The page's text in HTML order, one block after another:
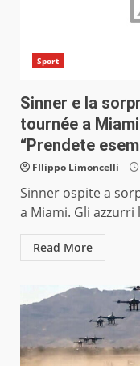
Sport
Sinner e la
tournée a
“Prendete
FIlippo Limoncelli
Sinner ospite a
a Miami. Gli
Read More